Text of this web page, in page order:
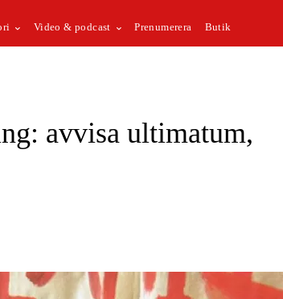
Video & podcast Prenumerera Butik
avvisa ultimatum,